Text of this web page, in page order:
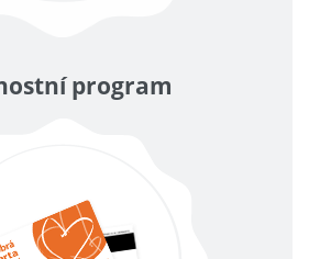
program